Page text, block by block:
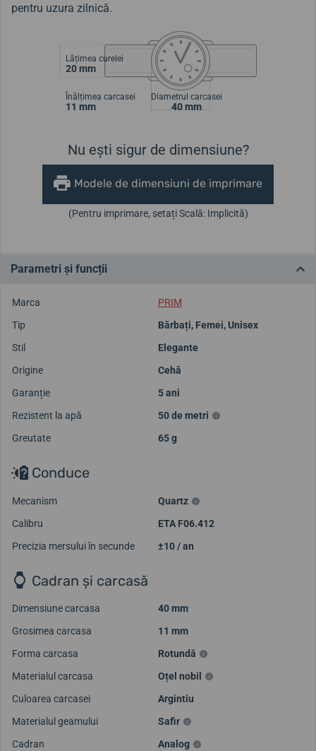
pentru uzura zilnică.
Lățimea curelei
20 mm
Înălțimea carcasei
11 mm
Diametrul carcasei
40 mm
Nu ești sigur de dimensiune?
Modele de dimensiuni de imprimare
(Pentru imprimare, setați Scală: Implicită)
Parametri și funcții
Marca
PRIM
Tip
Bărbați, Femei,Unisex
Stil
Elegante
Origine
Cehă
Garanție
5 ani
Rezistent la apă
50 de metri
Greutate
65 g
Conduce
Mecanism
Quartz
Calibru
ETA F06.412
Precizia mersului în secunde
±10 / an
Cadran și carcasă
Dimensiune carcasa
40 mm
Grosimea carcasa
11 mm
Forma carcasa
Rotundă
Materialul carcasa
Oțel nobil
Culoarea carcasei
Argintiu
Materialul geamului
Safir
Cadran
Analog